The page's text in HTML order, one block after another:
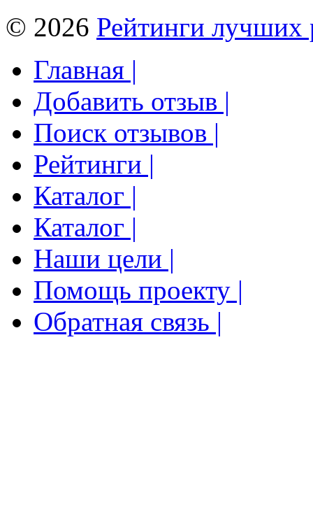
© 2026 Рейтинги лучших
Главная |
Добавить отзыв |
Поиск отзывов |
Рейтинги |
Каталог |
Каталог |
Наши цели |
Помощь проекту |
Обратная связь |